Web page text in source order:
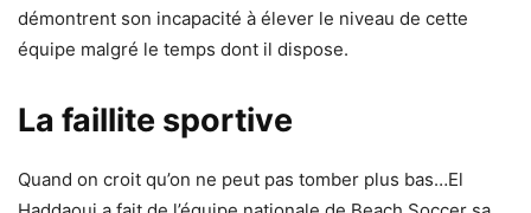
démontrent son incapacité à élever le niveau de cette
équipe malgré le temps dont il dispose.
La faillite sportive
Quand on croit qu’on ne peut pas tomber plus bas…El